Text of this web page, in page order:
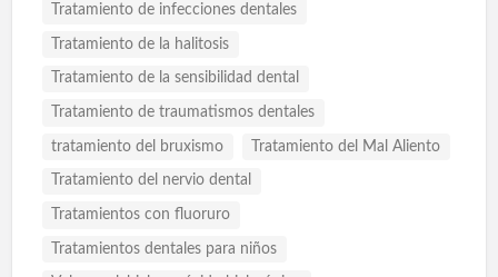
Tratamiento de infecciones dentales
Tratamiento de la halitosis
Tratamiento de la sensibilidad dental
Tratamiento de traumatismos dentales
tratamiento del bruxismo Tratamiento del Mal Aliento
Tratamiento del nervio dental
Tratamientos con fluoruro
Tratamientos dentales para niños